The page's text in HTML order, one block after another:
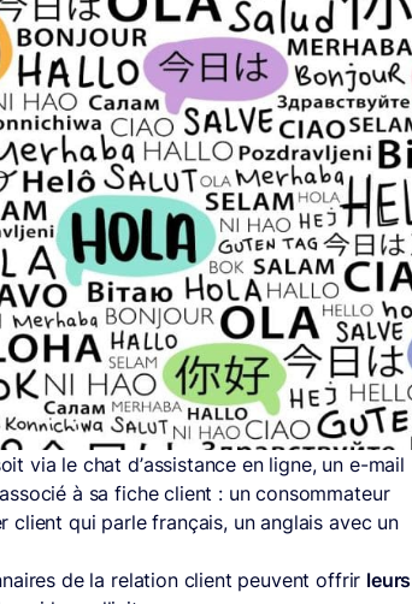
via le chat d’assistance en ligne, un e-mail
à sa fiche client : un consommateur
client qui parle français, un anglais avec un
de la relation client peuvent offrir leurs